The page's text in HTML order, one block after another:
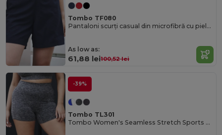
Tombo TF080
Pantaloni scurți casual din microfibră cu piele de piersică pentru femei
As low as:
61,88 lei100,52 lei
-39%
Tombo TL301
Tombo Women's Seamless Stretch Sports Shorts